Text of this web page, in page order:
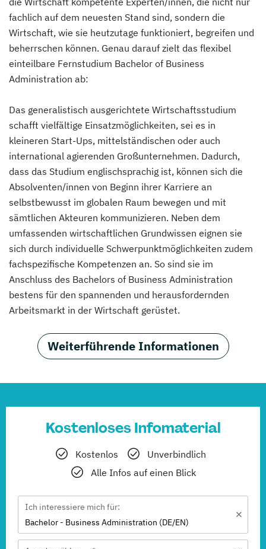
fachlich auf dem neuesten Stand sind, sondern die
Wirtschaft, wie sie heutzutage funktioniert, begreifen und
beherrschen können. Genau darauf zielt das flexibel
einteilbare Fernstudium Bachelor of Business
Administration ab:
Das generalistisch ausgerichtete Wirtschaftsstudium
schafft vielfältige Einsatzmöglichkeiten, sei es in
kleineren Start-Ups, mittelständischen oder auch
international agierenden Großunternehmen. Dadurch,
dass das Studium englischsprachig ist, können sich die
Absolventen/innen von Beginn ihrer Karriere an
selbstbewusst im globalen Raum bewegen und mit
sämtlichen Akteuren kommunizieren. Neben dem
umfassenden wirtschaftlichen Grundwissen eignen sie
sich durch individuelle Schwerpunktmöglichkeiten zudem
fachspezifische Kompetenzen an. So sind sie im
Anschluss des Bachelors of Business Administration
bestens für den spannenden und herausfordernden
Arbeitsmarkt in der Wirtschaft gerüstet.
Weiterführende Informationen
Kostenloses Infomaterial
Kostenlos
Unverbindlich
Alle Infos auf einen Blick
Ich interessiere mich für:
Bachelor - Business Administration (DE/EN)